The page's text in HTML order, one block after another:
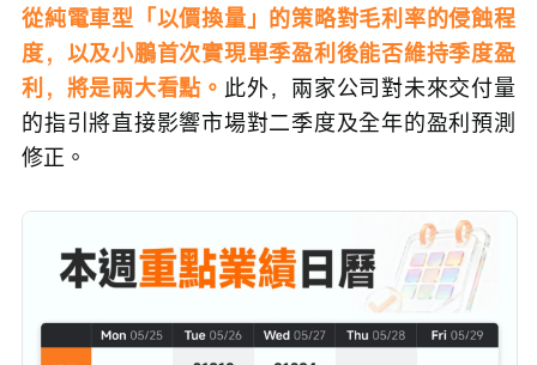
從純電車型「以價換量」的策略對毛利率的侵蝕程
度，以及小鵬首次實現單季盈利後能否維持季度盈
利，將是兩大看點。 此外，兩家公司對未來交付量
的指引將直接影響市場對二季度及全年的盈利預測
修正。